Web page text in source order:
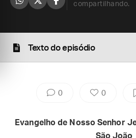
compartilhando.
Texto do episódio
0 0
Evangelho de Nosso Senhor
São João